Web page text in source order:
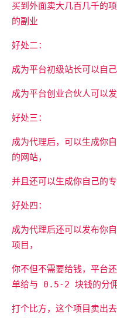
买到外面卖大几百几千的
的副业
好处二：
成为平台初级站长可以自
成为平台创业合伙人可以
好处三：
成为代理后，可以生成你
的网站，
并且还可以生成你自己的
好处四：
成为代理后还可以发布你
项目，
你不但不需要给钱，平台
单给与 0.5-2 块钱的分佣
打个比方，这个项目卖出